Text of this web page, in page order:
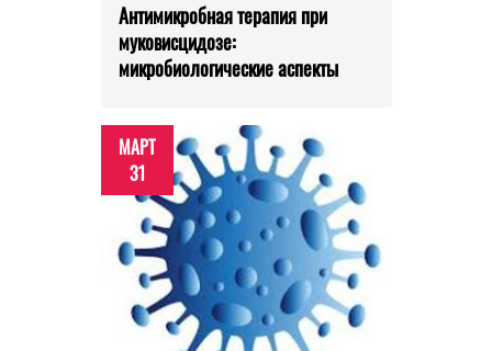
Антимикробная терапия при
муковисцидозе:
микробиологические аспекты
МАРТ
31